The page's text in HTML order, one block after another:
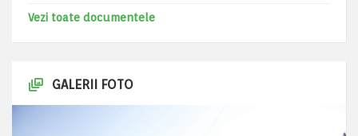
Vezi toate documentele
GALERII FOTO